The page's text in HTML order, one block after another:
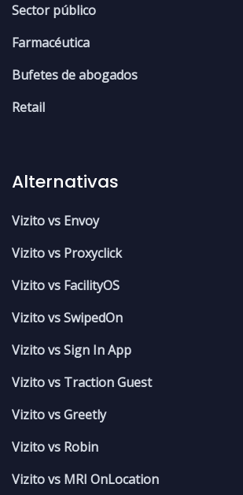
Sector público
Farmacéutica
Bufetes de abogados
Retail
Alternativas
Vizito vs Envoy
Vizito vs Proxyclick
Vizito vs FacilityOS
Vizito vs SwipedOn
Vizito vs Sign In App
Vizito vs Traction Guest
Vizito vs Greetly
Vizito vs Robin
Vizito vs MRI OnLocation